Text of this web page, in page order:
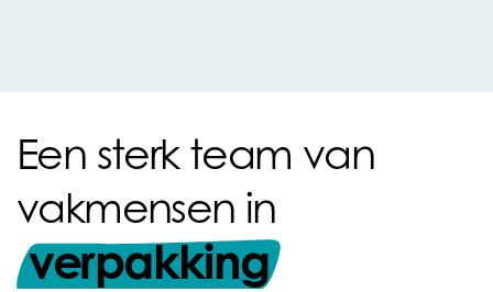
Een sterk team van
vakmensen in
verpakking